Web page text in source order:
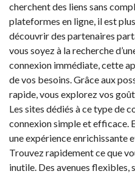
cherchent des liens sans
plateformes en ligne, il est
découvrir des partenaires
vous soyez à la recherche
connexion immédiate, cette
de vos besoins. Grâce aux
rapide, vous explorez vos
Les sites dédiés à ce type de
connexion simple et efficace.
une expérience enrichissante
Trouvez rapidement ce que
inutile. Des avenues flexibles,